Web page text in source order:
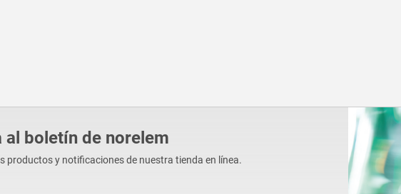
al boletín de norelem
productos y notificaciones de nuestra tienda en línea.